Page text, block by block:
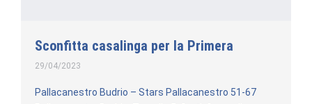
Sconfitta casalinga per la Primera
29/04/2023
Pallacanestro Budrio – Stars Pallacanestro 51-67